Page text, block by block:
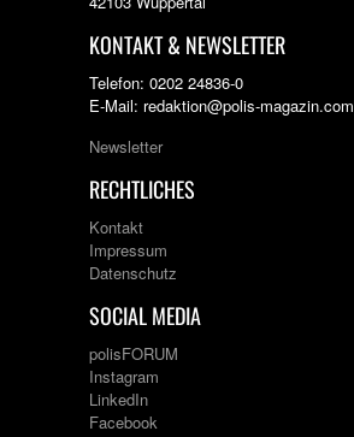
KONTAKT & NEWSLETTER
Telefon: 0202 24836-0
E-Mail: redaktion@polis-magazin.com
Newsletter
RECHTLICHES
Kontakt
Impressum
Datenschutz
SOCIAL MEDIA
polisFORUM
Instagram
LinkedIn
Facebook